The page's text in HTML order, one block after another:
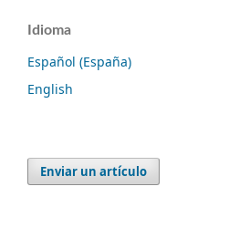
Idioma
Español (España)
English
Enviar un artículo